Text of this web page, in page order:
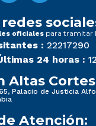
oficiales para tramitar
: 22217290
24 horas :
Altas
Palacio de Justicia
Atención: